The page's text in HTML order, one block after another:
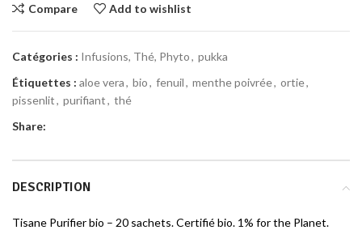
Compare Add to wishlist
Catégories : Infusions, Thé, Phyto, pukka
Étiquettes : aloe vera, bio, fenuil, menthe poivrée, ortie,
pissenlit, purifiant, thé
Share:
DESCRIPTION
Tisane Purifier bio – 20 sachets. Certifié bio. 1% for the Planet.